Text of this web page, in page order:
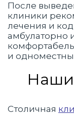
После
клиники
лечения и
амбулаторно
и
Столичная